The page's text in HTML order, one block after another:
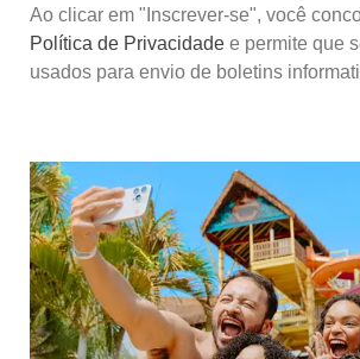
Ao clicar em "Inscrever-se", você
Política de Privacidade e permite que
usados para envio de boletins